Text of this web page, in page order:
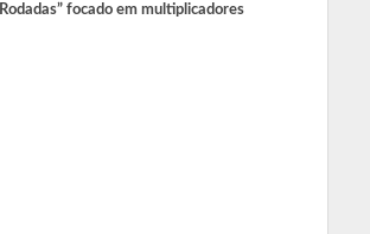
Rodadas” focado em multiplicadores